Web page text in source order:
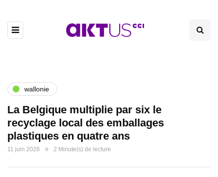
wallonie
La Belgique multiplie par six le
recyclage local des emballages
plastiques en quatre ans
11 juin 2026 2 Minute(s) de lecture